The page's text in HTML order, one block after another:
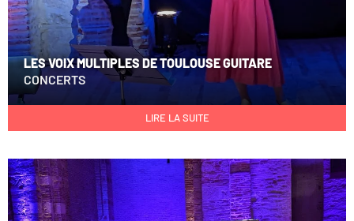
LES VOIX MULTIPLES DE TOULOUSE GUITARE
CONCERTS
LIRE LA SUITE